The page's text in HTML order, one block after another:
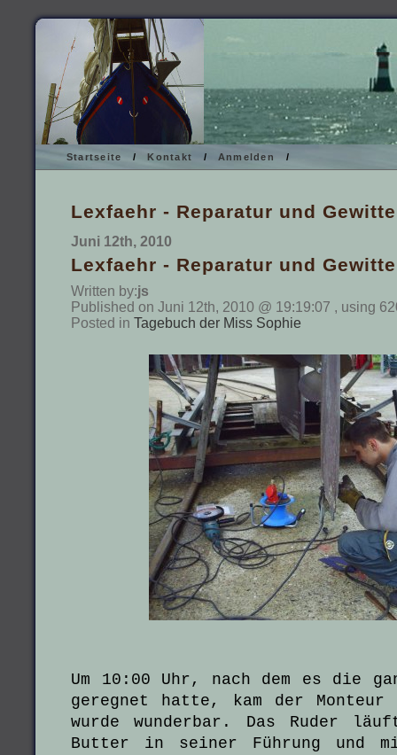
Startseite / Kontakt / Anmelden /
Lexfaehr - Reparatur und
Juni 12th, 2010
Lexfaehr - Reparatur und
Written by:js
Published on Juni 12th, 2010 @ 19:19:07 , using
Posted in Tagebuch der Miss Sophie
Um 10:00 Uhr, nach dem es die
geregnet hatte, kam der
wurde wunderbar. Das Ruder
Butter in seiner Führung und